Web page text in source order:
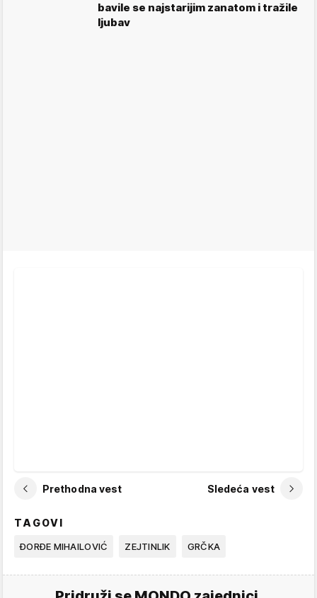
bavile se najstarijim zanatom i tražile
ljubav
Prethodna vest Sledeća vest
TAGOVI
ĐORĐE MIHAILOVIĆ ZEJTINLIK GRČKA